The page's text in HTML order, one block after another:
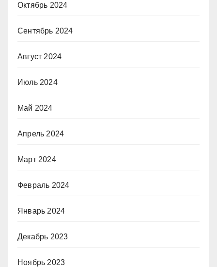
Октябрь 2024
Сентябрь 2024
Август 2024
Июль 2024
Май 2024
Апрель 2024
Март 2024
Февраль 2024
Январь 2024
Декабрь 2023
Ноябрь 2023